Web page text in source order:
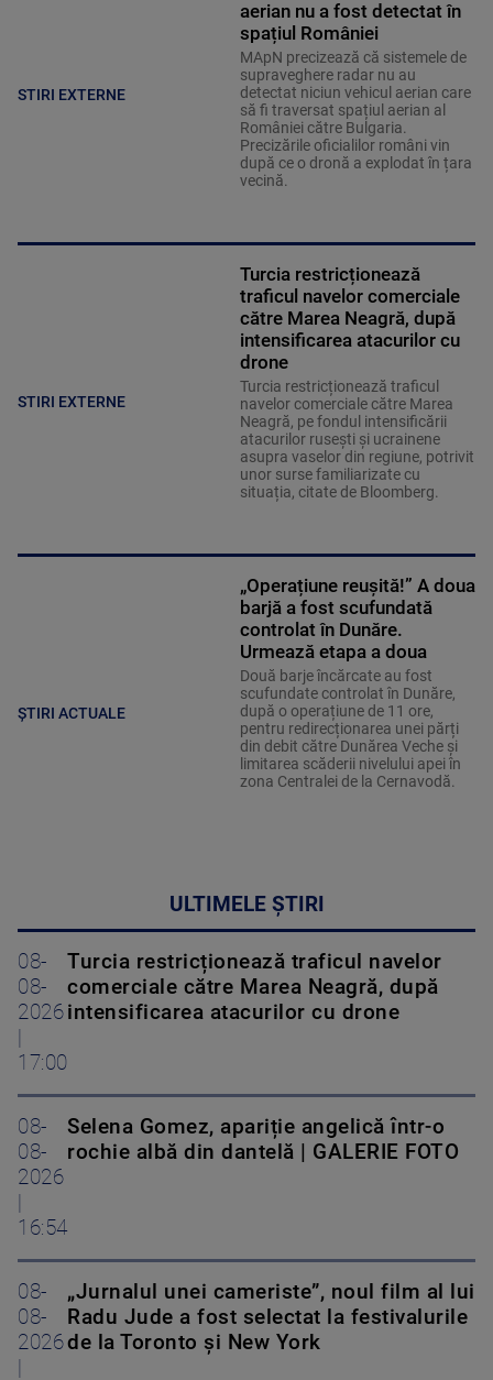
STIRI EXTERNE
aerian nu a fost detectat în
spațiul României
MApN precizează că sistemele de
supraveghere radar nu au
detectat niciun vehicul aerian care
să fi traversat spațiul aerian al
României către Bulgaria.
Precizările oficialilor români vin
după ce o dronă a explodat în țara
vecină.
STIRI EXTERNE
Turcia restricționează
traficul navelor comerciale
către Marea Neagră, după
intensificarea atacurilor cu
drone
Turcia restricționează traficul
navelor comerciale către Marea
Neagră, pe fondul intensificării
atacurilor rusești și ucrainene
asupra vaselor din regiune, potrivit
unor surse familiarizate cu
situația, citate de Bloomberg.
ȘTIRI ACTUALE
„Operațiune reușită!” A doua
barjă a fost scufundată
controlat în Dunăre.
Urmează etapa a doua
Două barje încărcate au fost
scufundate controlat în Dunăre,
după o operațiune de 11 ore,
pentru redirecționarea unei părți
din debit către Dunărea Veche și
limitarea scăderii nivelului apei în
zona Centralei de la Cernavodă.
ULTIMELE ȘTIRI
08-
08-
2026
17:00
Turcia restricționează traficul navelor
comerciale către Marea Neagră, după
intensificarea atacurilor cu drone
08-
08-
2026
16:54
Selena Gomez, apariție angelică într-o
rochie albă din dantelă | GALERIE FOTO
08-
08-
2026
„Jurnalul unei cameriste”, noul film al lui
Radu Jude a fost selectat la festivalurile
de la Toronto și New York